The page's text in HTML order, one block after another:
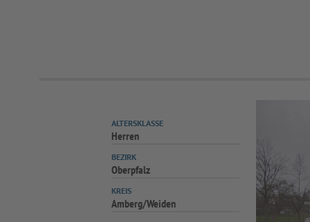
ALTERSKLASSE
Herren
BEZIRK
Oberpfalz
KREIS
Amberg/Weiden